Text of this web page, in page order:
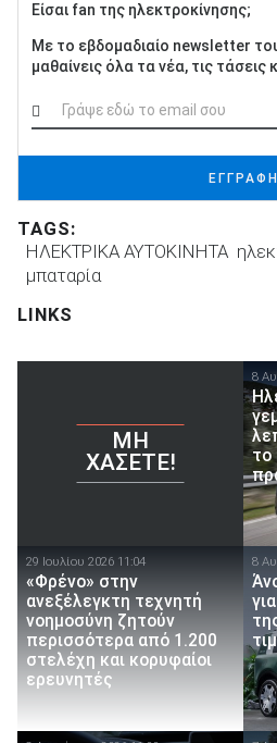
Είσαι fan της ηλεκτροκίνησης;
Με το εβδομαδιαίο newsletter
μαθαίνεις όλα τα νέα, τις τάσεις
ΕΓΓΡΑΦΗ
TAGS:
ΗΛΕΚΤΡΙΚΑ ΑΥΤΟΚΙΝΗΤΑ
μπαταρία
LINKS
ΜΗ
ΧΆΣΕΤΕ!
8
το
29 Ιουλίου 2026 11:04
«Φρένο» στην
ανεξέλεγκτη τεχνητή
νοημοσύνη ζητούν
περισσότερα από 1.200
στελέχη και κορυφαίοι
ερευνητές
8